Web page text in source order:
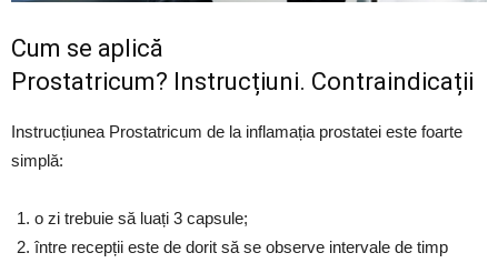
Cum se aplică
Prostatricum? Instrucțiuni. Contraindicații
Instrucțiunea Prostatricum de la inflamația prostatei este foarte
simplă:
o zi trebuie să luați 3 capsule;
între recepții este de dorit să se observe intervale de timp